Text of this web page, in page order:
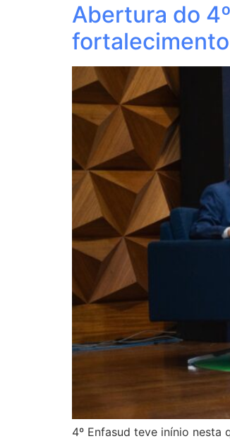
Abertura do
4º Enfasud teve inínio